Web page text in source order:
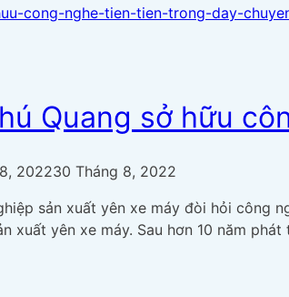
Quang sở hữu
202230 Tháng 8, 2022
sản xuất yên xe máy đòi hỏi công
xuất yên xe máy. Sau hơn 10 năm phát